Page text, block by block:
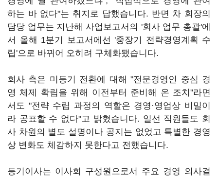
하는 바 없다"는 취지로 답했습니다. 반면 차 회장의
담당 업무는 지난해 사업보고서의 '회사 업무 총괄'에
서 올해 1분기 보고서에선 '중장기 전략경영계획 수
립'으로 바뀌어 오히려 구체화됐습니다.
회사 측은 미등기 전환에 대해 "전문경영인 중심 경
영 체제 확립을 위해 이전부터 준비해 온 조치"라면
서도 "전략 수립 과정의 역할은 경영·영업상 비밀이
라 공표할 수 없다"고 밝혔습니다. 일선 직원들도 회
사 차원의 별도 설명이나 공지는 없었고 특별한 경영
상 변화도 체감하지 못한다고 전했습니다.
등기이사는 이사회 구성원으로서 주요 경영 의사결